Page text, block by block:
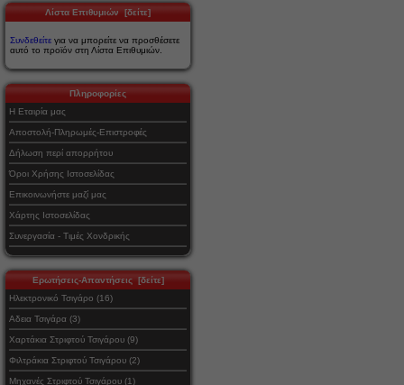
Λίστα Επιθυμιών [δείτε]
Συνδεθείτε για να μπορείτε να προσθέσετε
αυτό το προϊόν στη Λίστα Επιθυμιών.
Πληροφορίες
Η Εταιρία μας
Αποστολή-Πληρωμές-Επιστροφές
Δήλωση περί απορρήτου
Όροι Χρήσης Ιστοσελίδας
Επικοινωνήστε μαζί μας
Χάρτης Ιστοσελίδας
Συνεργασία - Τιμές Χονδρικής
Ερωτήσεις-Απαντήσεις [δείτε]
Ηλεκτρονικό Τσιγάρο (16)
Αδεια Τσιγάρα (3)
Χαρτάκια Στριφτού Τσιγάρου (9)
Φιλτράκια Στριφτού Τσιγάρου (2)
Μηχανές Στριφτού Τσιγάρου (1)